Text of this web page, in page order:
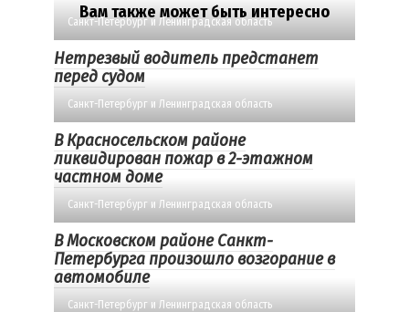
Вам также может быть интересно
Санкт-Петербург и Ленинградская область
Нетрезвый водитель предстанет
перед судом
Санкт-Петербург и Ленинградская область
В Красносельском районе
ликвидирован пожар в 2-этажном
частном доме
Санкт-Петербург и Ленинградская область
В Московском районе Санкт-
Петербурга произошло возгорание в
автомобиле
Санкт-Петербург и Ленинградская область